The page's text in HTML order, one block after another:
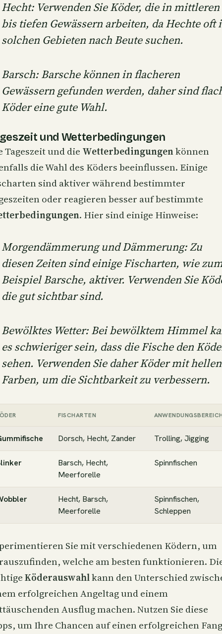
Hecht: Verwenden Sie Köder, die in mittleren
bis tiefen Gewässern arbeiten, da Hechte oft
solchen Gebieten nach Beute suchen.
Barsch: Barsche können in flacheren
Gewässern gefunden werden, daher sind
Köder eine gute Wahl.
und Wetterbedingungen
Tageszeit und die Wetterbedingungenkönnen
die Wahl des Köders beeinflussen. Einige
sind aktiver während bestimmter
oder reagieren besser auf bestimmte
. Hier sind einige Hinweise:
Morgendämmerung und Dämmerung: Zu
diesen Zeiten sind einige Fischarten, wie
Beispiel Barsche, aktiver. Verwenden Sie
die gut sichtbar sind.
Bewölktes Wetter: Bei bewölktem Himmel
es schwieriger sein, dass die Fische den
sehen. Verwenden Sie daher Köder mit hellen
Farben, um die Sichtbarkeit zu verbessern.
FISCHARTEN
Dorsch, Hecht, Zander Trolling, Jigging
Barsch, Hecht,
Meerforelle
Spinnfischen
Hecht, Barsch,
Meerforelle
Spinnfischen,
Schleppen
Sie mit verschiedenen Ködern, um
welche am besten funktionieren.
Köderauswahlkann den Unterschied
erfolgreichen Angeltag und einem
Ausflug machen. Nutzen Sie diese
um Ihre Chancen auf einen erfolgreichen